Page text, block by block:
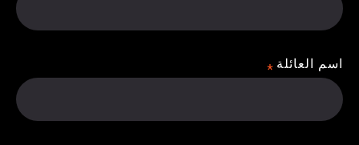
اسم العائلة